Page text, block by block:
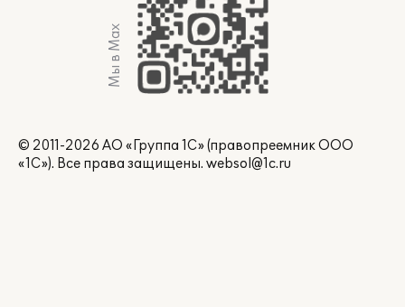
Мы в Max
© 2011-2026 АО «Группа 1С» (правопреемник ООО
«1С»). Все права защищены. websol@1c.ru